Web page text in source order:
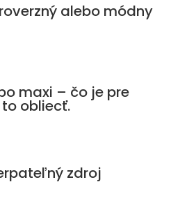
alebo módny
maxi – čo je pre
obliecť.
zdroj